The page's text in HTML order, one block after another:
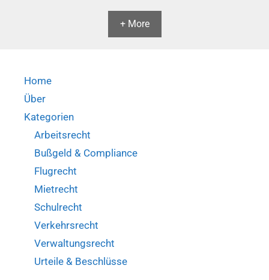
+ More
Home
Über
Kategorien
Arbeitsrecht
Bußgeld & Compliance
Flugrecht
Mietrecht
Schulrecht
Verkehrsrecht
Verwaltungsrecht
Urteile & Beschlüsse